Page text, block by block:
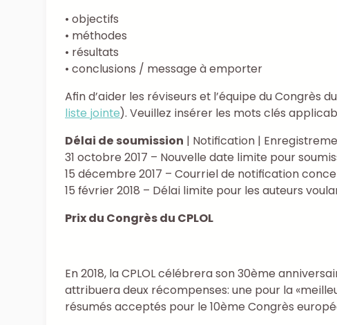
• objectifs
• méthodes
• résultats
• conclusions / message à emporter
Afin d’aider les réviseurs et l’équipe du Congrès
liste jointe). Veuillez insérer les mots clés
Délai de soumission | Notification |
31 octobre 2017 – Nouvelle date limite pour
15 décembre 2017 – Courriel de notification
15 février 2018 – Délai limite pour les auteurs
Prix du Congrès du CPLOL
En 2018, la CPLOL célébrera son 30ème
attribuera deux récompenses: une pour la
résumés acceptés pour le 10ème Congrès